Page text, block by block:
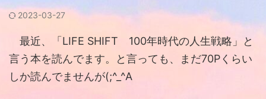
2023-03-27
最近、「LIFE SHIFT 100年時代の人生戦略」と
言う本を読んでます。と言っても、まだ70Pくらい
しか読んでませんが(;^_^A